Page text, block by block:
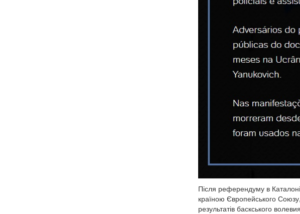
Після референдуму в
країною Європейського
результатів баскського